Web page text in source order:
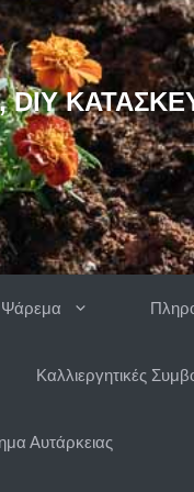
DIY
Ψάρεμα
Καλλιεργητικές
Αυτάρκειας